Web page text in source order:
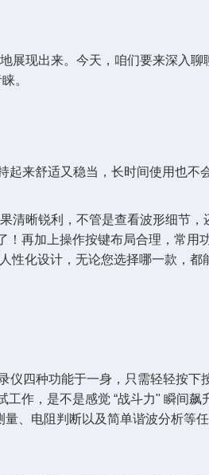
展现出来。今天，咱们要来深入聊
。
来舒适又稳当，长时间使用也不
清晰锐利，不管是查看波形细节，
再加上操作按键布局合理，常用
性化设计，无论您选择哪一款，都
仪四种功能于一身，只需轻轻按下
作，是不是感觉 “战斗力" 瞬间飙
、电阻判断以及简单谐波分析等任